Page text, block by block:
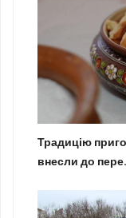
Традицію
внесли до